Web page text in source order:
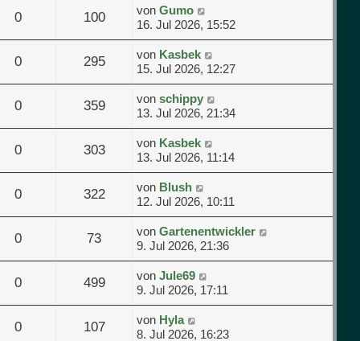
0 100 von Gumo
16. Jul 2026, 15:52
0 295 von Kasbek
15. Jul 2026, 12:27
0 359 von schippy
13. Jul 2026, 21:34
0 303 von Kasbek
13. Jul 2026, 11:14
0 322 von Blush
12. Jul 2026, 10:11
0 73 von Gartenentwickler
9. Jul 2026, 21:36
0 499 von Jule69
9. Jul 2026, 17:11
0 107 von Hyla
8. Jul 2026, 16:23